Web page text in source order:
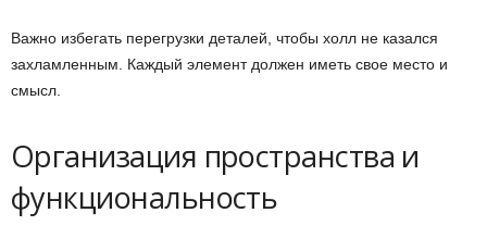
Важно избегать перегрузки деталей, чтобы холл не казался
захламленным. Каждый элемент должен иметь свое место и
смысл.
Организация пространства и
функциональность